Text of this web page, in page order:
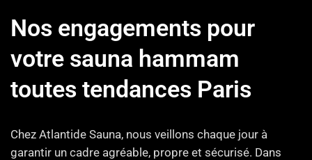
Nos engagements pour
votre sauna hammam
toutes tendances Paris
Chez Atlantide Sauna, nous veillons chaque jour à
garantir un cadre agréable, propre et sécurisé. Dans